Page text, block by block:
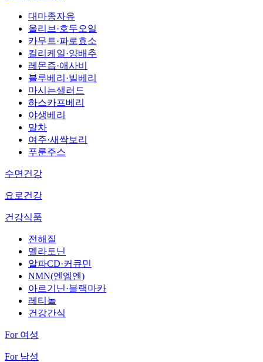
대마종자유
올리브·호두오일
카무트·파로효소
컬리케일·양배추
레몬즙·애사비
블루베리·빌베리
마시는샐러드
하스카프베리
야생베리
말차
여주·새싹보리
푸룬주스
수면건강
요로건강
건강식품
전해질
멜라토닌
알파CD·커큐민
NMN(엔엠엔)
아르기닌·블랙마카
레티놀
건강간식
For 여성
For 남성